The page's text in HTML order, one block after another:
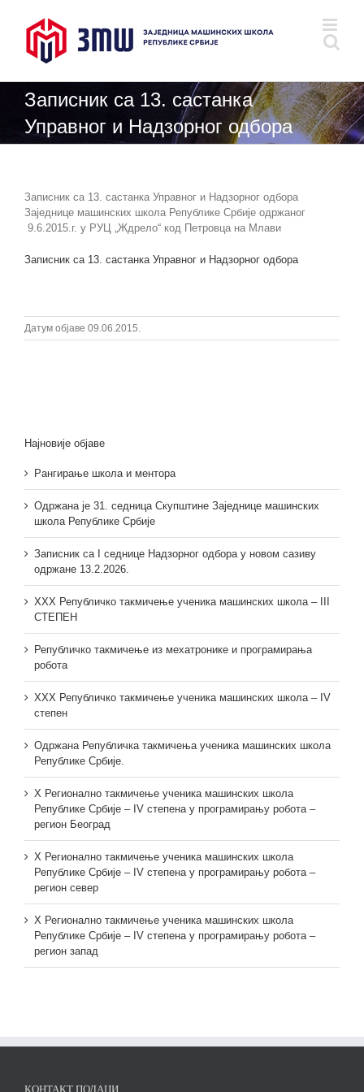
Записник са 13. састанка
Управног и Надзорног одбора
Записник са 13. састанка Управног и Надзорног одбора
Заједнице машинских школа Републике Србије одржаног
9.6.2015.г. у РУЦ „Ждрело“ код Петровца на Млави
Записник са 13. састанка Управног и Надзорног одбора
Датум објаве 09.06.2015.
Најновије објаве
Рангирање школа и ментора
Одржана је 31. седница Скупштине Заједнице машинских
школа Републике Србије
Записник са I седнице Надзорног одбора у новом сазиву
одржане 13.2.2026.
XXX Републичко такмичење ученика машинских школа – III
СТЕПЕН
Републичко такмичење из мехатронике и програмирања
робота
XXX Републичко такмичење ученика машинских школа – IV
степен
Одржана Републичка такмичења ученика машинских школа
Републике Србије.
X Регионално такмичење ученика машинских школа
Републике Србије – IV степена у програмирању робота –
регион Београд
X Регионално такмичење ученика машинских школа
Републике Србије – IV степена у програмирању робота –
регион север
X Регионално такмичење ученика машинских школа
Републике Србије – IV степена у програмирању робота –
регион запад
КОНТАКТ ПОДАЦИ